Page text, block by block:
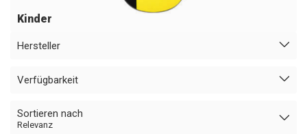
Kinder
Hersteller
Verfügbarkeit
Sortieren nach
Relevanz